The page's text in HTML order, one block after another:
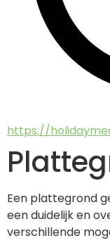
https://
Een plattegrond
een duidelijk en
verschillende